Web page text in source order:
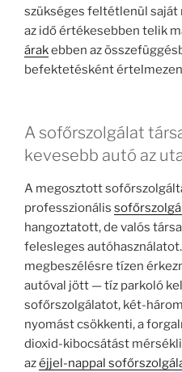
szükséges feltétlenül saját
az idő értékesebben telik
árakebben az
befektetésként
A sofőrszolgálat
kevesebb autó az
A megosztott
professzionális
hangoztatott, de valós
felesleges
megbeszélésre tízen
autóval jött — tíz parkoló
sofőrszolgálatot, két-
nyomást csökkenti, a
dioxid-kibocsátást
azéjjel-nappal